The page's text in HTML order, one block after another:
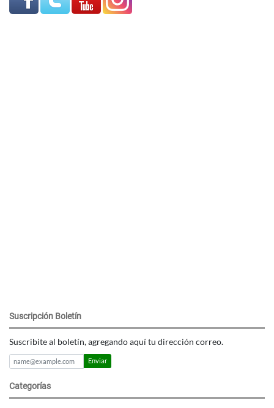
Suscripción Boletín
Suscribite al boletín, agregando aquí tu dirección correo.
Enviar
Categorías